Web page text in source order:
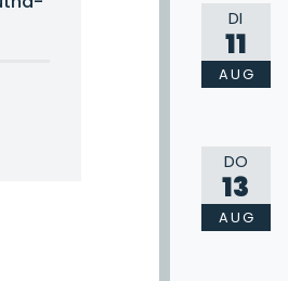
MOSBACH
DI
11
AUG
DO
13
AUG